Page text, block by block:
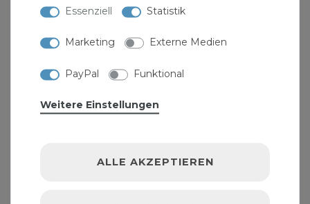
2,49 € * Essenziell Statistik
Marketing Externe Medien
PayPal Funktional
Weitere Einstellungen
ALLE AKZEPTIEREN